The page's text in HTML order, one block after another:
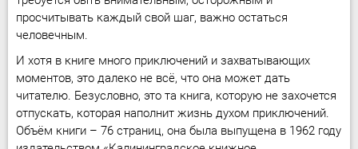
просчитывать каждый свой шаг, важно остаться
человечным.
И хотя в книге много приключений и захватывающих
моментов, это далеко не всё, что она может дать
читателю. Безусловно, это та книга, которую не захочется
отпускать, которая наполнит жизнь духом приключений.
Объём книги – 76 страниц, она была выпущена в 1962 году